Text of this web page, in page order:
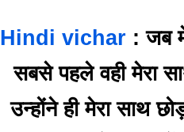
Hindi vichar: जब
सबसे पहले वही मेरा
उन्होंने ही मेरा साथ